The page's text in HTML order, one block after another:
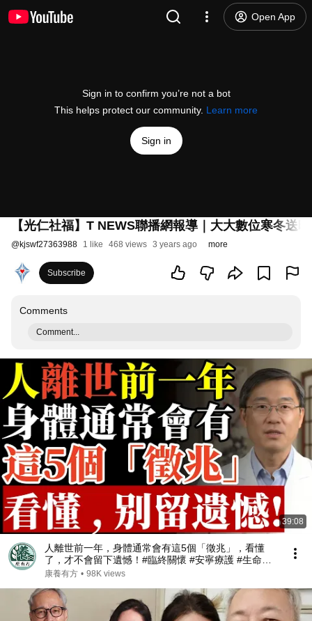
Open App
Sign in to confirm you’re not a bot
This helps protect our community. Learn more
Sign in
【光仁社福】T NEWS聯播網報導｜大大數位寒冬送
@kjswf27363988 1 like 468 views 3 years ago more
Subscribe
Comments
Comment...
39:08
人離世前一年，身體通常會有這5個「徵兆」，看懂
了，才不會留下遺憾！#臨終關懷 #安寧療護 #生命教
育 #放棄急救 #善終 #瀕死徵兆 #無效醫療 #腦死 #長
康養有方 • 98K views